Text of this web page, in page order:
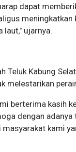
dapat
meningkatkan
laut," ujarnya.
Teluk Kabung
melestarikan
berterima kasih
dengan
masyarakat kami